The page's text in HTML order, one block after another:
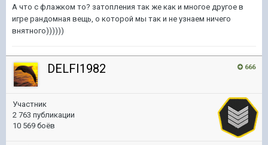
А что с флажком то? затопления так же как и многое другое в
игре рандомная вещь, о которой мы так и не узнаем ничего
внятного))))))
666
DELFI1982
Участник
2 763 публикации
10 569 боёв